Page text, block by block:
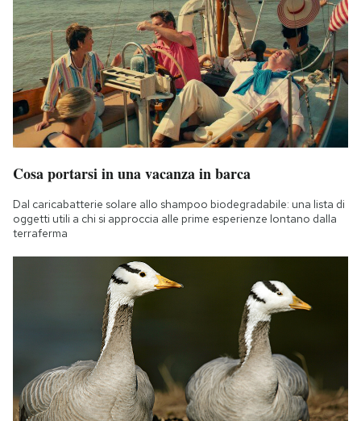
Cosa portarsi in una vacanza in barca
Dal caricabatterie solare allo shampoo biodegradabile: una lista di
oggetti utili a chi si approccia alle prime esperienze lontano dalla
terraferma